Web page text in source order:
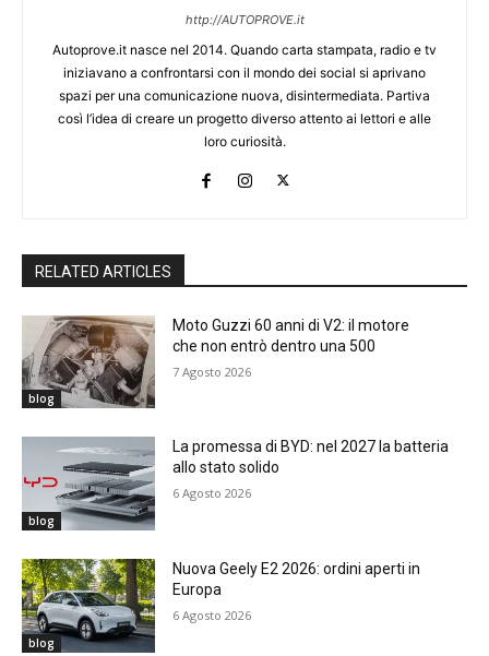
http://AUTOPROVE.it
Autoprove.it nasce nel 2014. Quando carta stampata, radio e tv
iniziavano a confrontarsi con il mondo dei social si aprivano
spazi per una comunicazione nuova, disintermediata. Partiva
così l’idea di creare un progetto diverso attento ai lettori e alle
loro curiosità.
RELATED ARTICLES
blog
Moto Guzzi 60 anni di V2: il motore
che non entrò dentro una 500
7 Agosto 2026
blog
La promessa di BYD: nel 2027 la batteria
allo stato solido
6 Agosto 2026
blog
Nuova Geely E2 2026: ordini aperti in
Europa
6 Agosto 2026